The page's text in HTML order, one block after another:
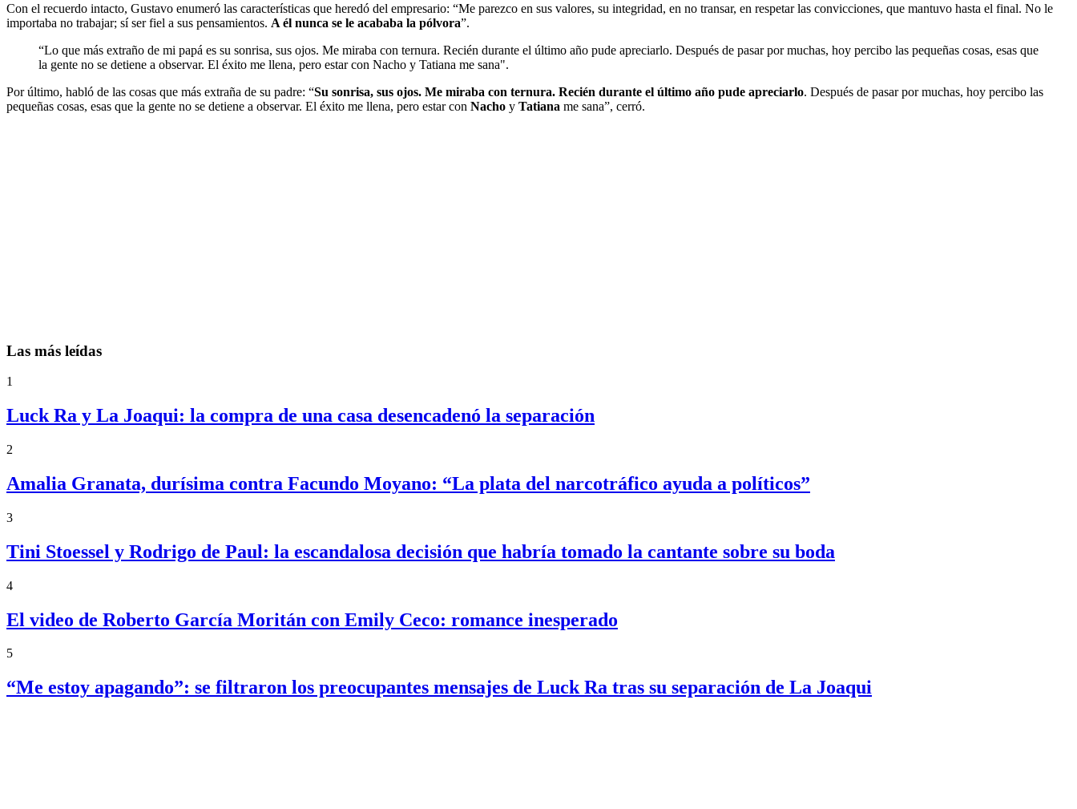
Con el recuerdo intacto, Gustavo enumeró las características que heredó del empresario: “Me parezco en sus valores, su integridad, en no transar, en respetar las convicciones, que mantuvo hasta el final. No le
importaba no trabajar; sí ser fiel a sus pensamientos. A él nunca se le acababa la pólvora”.
“Lo que más extraño de mi papá es su sonrisa, sus ojos. Me miraba con ternura. Recién durante el último año pude apreciarlo. Después de pasar por muchas, hoy percibo las pequeñas cosas, esas que
la gente no se detiene a observar. El éxito me llena, pero estar con Nacho y Tatiana me sana".
Por último, habló de las cosas que más extraña de su padre: “Su sonrisa, sus ojos. Me miraba con ternura. Recién durante el último año pude apreciarlo. Después de pasar por muchas, hoy percibo las
pequeñas cosas, esas que la gente no se detiene a observar. El éxito me llena, pero estar con Nacho y Tatiana me sana”, cerró.
Las más leídas
1
Luck Ra y La Joaqui: la compra de una casa desencadenó la separación
2
Amalia Granata, durísima contra Facundo Moyano: “La plata del narcotráfico ayuda a políticos”
3
Tini Stoessel y Rodrigo de Paul: la escandalosa decisión que habría tomado la cantante sobre su boda
4
El video de Roberto García Moritán con Emily Ceco: romance inesperado
5
“Me estoy apagando”: se filtraron los preocupantes mensajes de Luck Ra tras su separación de La Joaqui